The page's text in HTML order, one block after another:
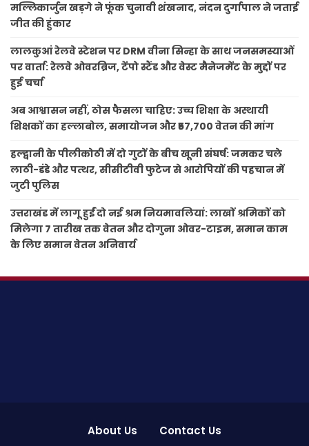
मल्लिकार्जुन खड़गे ने फूंक चुनावी शंखनाद, नंदन दुर्गापाल ने जताई
जीत की हुंकार
लालकुआं रेलवे स्टेशन पर DRM वीना सिन्हा के साथ जनसमस्याओं
पर वार्ता: रेलवे ओवरब्रिज, टेंपो स्टैंड और वेस्ट मैनेजमेंट के मुद्दों पर
हुई चर्चा
अब आश्वासन नहीं, ठोस फैसला चाहिए: उच्च शिक्षा के अस्थायी
शिक्षकों का हल्लाबोल, समायोजन और ₹57,700 वेतन की मांग
हल्द्वानी के पीलीकोठी में दो गुटों के बीच खूनी संघर्ष: जमकर चले
लाठी-डंडे और पत्थर, सीसीटीवी फुटेज से आरोपियों की पहचान में
जुटी पुलिस
उत्तराखंड में लागू हुईं दो नई श्रम नियमावलियां: लाखों श्रमिकों को
मिलेगा 7 तारीख तक वेतन और दोगुना ओवर-टाइम, समान काम
के लिए समान वेतन अनिवार्य
About Us Contact Us